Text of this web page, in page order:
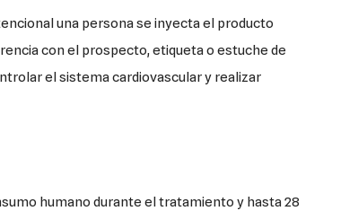
con el prospecto, etiqueta o estuche de
humano durante el tratamiento y hasta 28